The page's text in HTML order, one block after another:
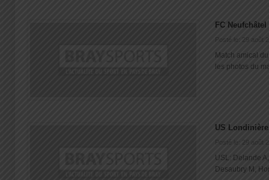
FC
Posté le: 29 août
Match amical
les photos du
US
Posté le: 29 août
USL: Delande
Desaubry M,